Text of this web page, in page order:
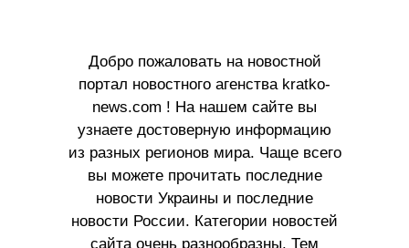
Добро пожаловать на новостной
портал новостного агенства kratko-
news.com ! На нашем сайте вы
узнаете достоверную информацию
из разных регионов мира. Чаще всего
вы можете прочитать последние
новости Украины и последние
новости России. Категории новостей
сайта очень разнообразны. Тем